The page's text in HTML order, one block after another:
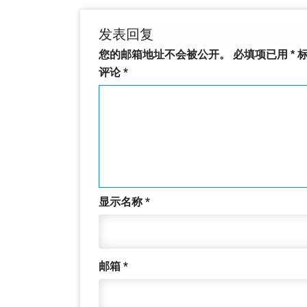
发表回复
您的邮箱地址不会被公开。 必填项已用 *
评论*
显示名称*
邮箱 *